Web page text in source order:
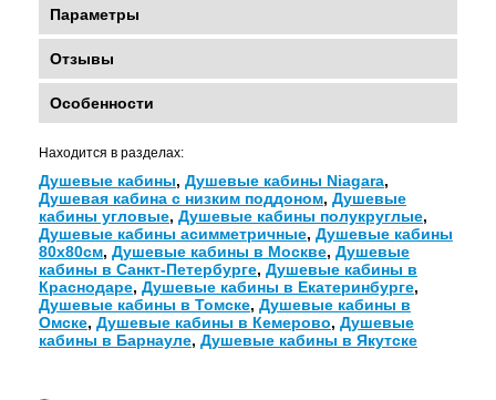
Параметры
Отзывы
Особенности
Находится в разделах:
Душевые кабины, Душевые кабины Niagara,
Душевая кабина с низким поддоном, Душевые
кабины угловые, Душевые кабины полукруглые,
Душевые кабины асимметричные, Душевые кабины
80х80см, Душевые кабины в Москве, Душевые
кабины в Санкт-Петербурге, Душевые кабины в
Краснодаре, Душевые кабины в Екатеринбурге,
Душевые кабины в Томске, Душевые кабины в
Омске, Душевые кабины в Кемерово, Душевые
кабины в Барнауле, Душевые кабины в Якутске